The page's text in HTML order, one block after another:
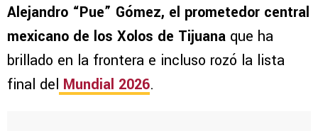
Alejandro “Pue” Gómez, el prometedor central
mexicano de los Xolos de Tijuana que ha
brillado en la frontera e incluso rozó la lista
final del Mundial 2026.